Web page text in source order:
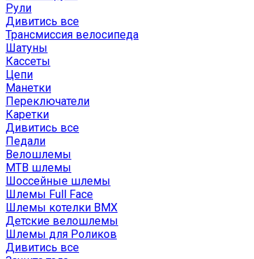
Рули
Дивитись все
Трансмиссия велосипеда
Шатуны
Кассеты
Цепи
Манетки
Переключатели
Каретки
Дивитись все
Педали
Велошлемы
MTB шлемы
Шоссейные шлемы
Шлемы Full Face
Шлемы котелки BMX
Детские велошлемы
Шлемы для Роликов
Дивитись все